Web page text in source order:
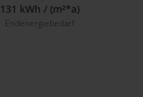
131 kWh / (m²*a)
Endenergiebedarf